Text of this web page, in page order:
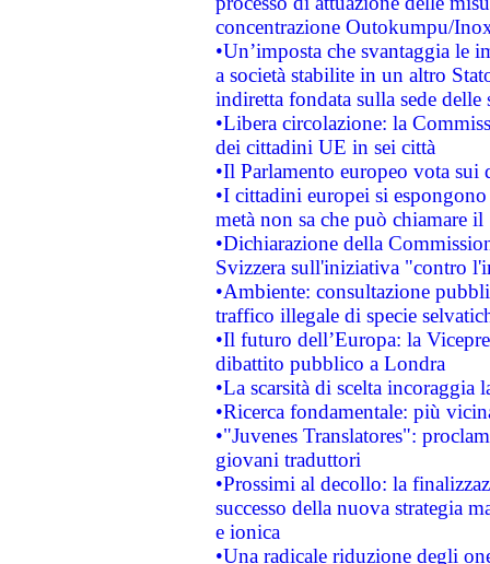
concentrazione Outokumpu/
•Un’imposta che svantaggia le
a società stabilite in un altro
indiretta fondata sulla sede delle
•Libera circolazione: la
dei cittadini UE in sei città
•Il Parlamento europeo vota sui
•I cittadini europei si
metà non sa che può chiamare
•Dichiarazione della
Svizzera sull'iniziativa "contro
•Ambiente: consultazione
traffico illegale di specie
•Il futuro dell’Europa: la
dibattito pubblico a Londra
•La scarsità di scelta
•Ricerca fondamentale: più
•"Juvenes Translatores":
giovani traduttori
•Prossimi al decollo: la
successo della nuova strategia
e ionica
•Una radicale riduzione degli